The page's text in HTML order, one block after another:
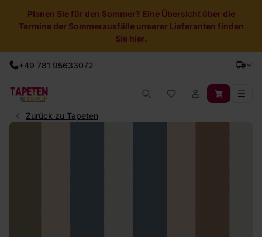
Planen Sie für den Sommer? Eine Übersicht über die
Termine der Sommerausfälle unserer Lieferanten finden
Sie hier.
+49 781 95633072
Zurück zu Tapeten